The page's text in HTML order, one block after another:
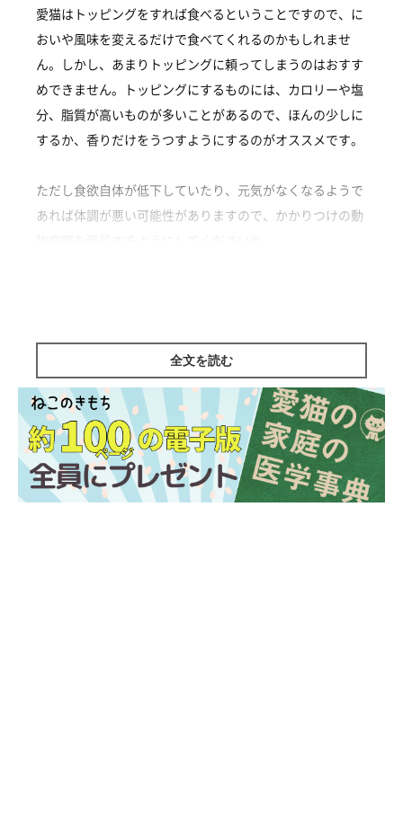
愛猫はトッピングをすれば食べるということですので、に
おいや風味を変えるだけで食べてくれるのかもしれませ
ん。しかし、あまりトッピングに頼ってしまうのはおすす
めできません。トッピングにするものには、カロリーや塩
分、脂質が高いものが多いことがあるので、ほんの少しに
するか、香りだけをうつすようにするのがオススメです。
ただし食欲自体が低下していたり、元気がなくなるようで
あれば体調が悪い可能性がありますので、かかりつけの動
監修／ねこのきもち相談室 担当獣医師
全文を読む